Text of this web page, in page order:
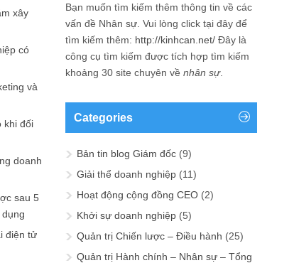
xây
có
và
khi đối
doanh
sau 5
điện tử
Bạn muốn tìm kiếm thêm thông tin về các
vấn đề Nhân sự . Vui lòng click tại đây để
tìm kiếm thêm: http://kinhcan.net/ Đây là
công cụ tìm kiếm được tích hợp tìm kiếm
khoảng 30 site chuyên về nhân sự.
Categories
Bản tin blog Giám đốc (9)
Giải thể doanh nghiệp (11)
Hoạt động cộng đồng CEO (2)
Khởi sự doanh nghiệp (5)
Quản trị Chiến lược – Điều hành (25)
Quản trị Hành chính – Nhân sự – Tổng